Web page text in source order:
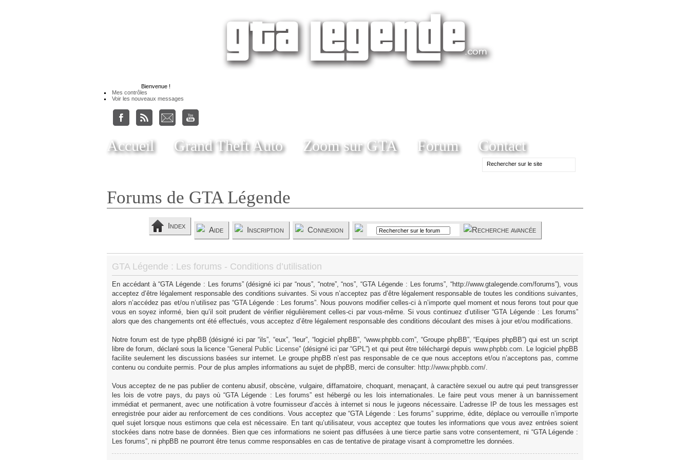
Bienvenue !
Mes contrôles
Voir les nouveaux messages
Accueil Grand Theft Auto Zoom sur GTA Forum Contact
Forums de GTA Légende
Index Aide Inscription Connexion
GTA Légende : Les forums - Conditions d’utilisation
En accédant à “GTA Légende : Les forums” (désigné ici par “nous”, “notre”, “nos”, “GTA Légende : Les forums”, “http://www.gtalegende.com/forums”), vous
acceptez d’être légalement responsable des conditions suivantes. Si vous n’acceptez pas d’être légalement responsable de toutes les conditions suivantes,
alors n’accédez pas et/ou n’utilisez pas “GTA Légende : Les forums”. Nous pouvons modifier celles-ci à n’importe quel moment et nous ferons tout pour que
vous en soyez informé, bien qu’il soit prudent de vérifier régulièrement celles-ci par vous-même. Si vous continuez d’utiliser “GTA Légende : Les forums”
alors que des changements ont été effectués, vous acceptez d’être légalement responsable des conditions découlant des mises à jour et/ou modifications.
Notre forum est de type phpBB (désigné ici par “ils”, “eux”, “leur”, “logiciel phpBB”, “www.phpbb.com”, “Groupe phpBB”, “Equipes phpBB”) qui est un script
libre de forum, déclaré sous la licence “General Public License” (désigné ici par “GPL”) et qui peut être téléchargé depuis www.phpbb.com. Le logiciel phpBB
facilite seulement les discussions basées sur internet. Le groupe phpBB n’est pas responsable de ce que nous acceptons et/ou n’acceptons pas, comme
contenu ou conduite permis. Pour de plus amples informations au sujet de phpBB, merci de consulter: http://www.phpbb.com/.
Vous acceptez de ne pas publier de contenu abusif, obscène, vulgaire, diffamatoire, choquant, menaçant, à caractère sexuel ou autre qui peut transgresser
les lois de votre pays, du pays où “GTA Légende : Les forums” est hébergé ou les lois internationales. Le faire peut vous mener à un bannissement
immédiat et permanent, avec une notification à votre fournisseur d’accès à internet si nous le jugeons nécessaire. L’adresse IP de tous les messages est
enregistrée pour aider au renforcement de ces conditions. Vous acceptez que “GTA Légende : Les forums” supprime, édite, déplace ou verrouille n’importe
quel sujet lorsque nous estimons que cela est nécessaire. En tant qu’utilisateur, vous acceptez que toutes les informations que vous avez entrées soient
stockées dans notre base de données. Bien que ces informations ne soient pas diffusées à une tierce partie sans votre consentement, ni “GTA Légende :
Les forums”, ni phpBB ne pourront être tenus comme responsables en cas de tentative de piratage visant à compromettre les données.